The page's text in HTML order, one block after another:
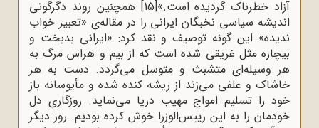
آزاد خطرناک گردیده است.»[15]
همچنین روند دگرگونی
اندیشه سیاسی نخبگان ایرانی را در مقاله‌ی «تعبیر خواب
ندیده» این گونه توصیف و نقد کرد: «ایرانی بدبخت و
بیچاره مثل غریقی شده است که از بیم و هراس مرگ به
هر وسیله‌ای متشبث و متوسل می‌گردد. دست به هر
خاشاک و علفی می‌زند از ریشه کنده شده و مأیوسانه باز
خود را تسلیم امواج مهیب دریا می‌نماید. روزگاری دل
خودمان را به این رییس‌الوزرا خوش کرده بودیم. روز دیگر